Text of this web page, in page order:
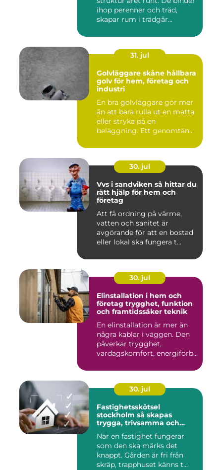
ihop perenner och träd,
skapar rum i trädgår...
31. jul
Golvläggare skåne hållbara
golv för hem, företag och
industri
En bra golvläggare gör mer
än att bara rulla ut en matta
eller stryka på en
beläggning. Ett genomtän...
30. jul
Vvs i sandviken så hittar du
rätt hjälp för hem och
företag
Att få ordning på värme,
vatten och sanitet är
avgörande för att en bostad
eller lokal ska fungera t...
30. jul
Elinstallation i hem och
företag trygghet, funktion
och framtidssäker teknik
En elinstallation är mer än
några kablar i väggen. Den
påverkar trygghet,
vardagskomfort, energiförb...
30. jul
Fastighetsskötsel
stockholm så skapas
trygga, trivsamma och
När en fastighet fungerar
som den ska märks det
knappt. Gården är fri från
skräp, trapphuset känns t...